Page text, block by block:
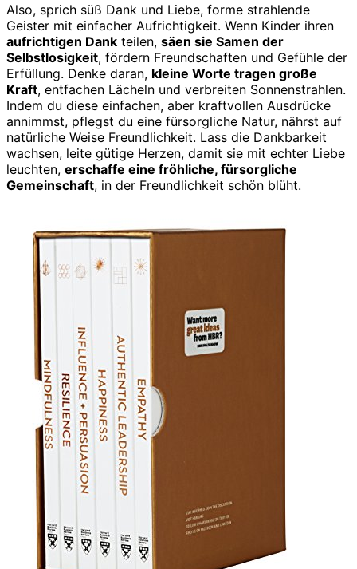
Also, sprich süß Dank und Liebe, forme strahlende
Geister mit einfacher Aufrichtigkeit. Wenn Kinder ihren
aufrichtigen Dank teilen, säen sie Samen der
Selbstlosigkeit, fördern Freundschaften und Gefühle der
Erfüllung. Denke daran, kleine Worte tragen große
Kraft, entfachen Lächeln und verbreiten Sonnenstrahlen.
Indem du diese einfachen, aber kraftvollen Ausdrücke
annimmst, pflegst du eine fürsorgliche Natur, nährst auf
natürliche Weise Freundlichkeit. Lass die Dankbarkeit
wachsen, leite gütige Herzen, damit sie mit echter Liebe
leuchten, erschaffe eine fröhliche, fürsorgliche
Gemeinschaft, in der Freundlichkeit schön blüht.